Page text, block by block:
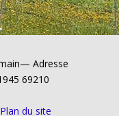
Adresse
69210
Plan du site